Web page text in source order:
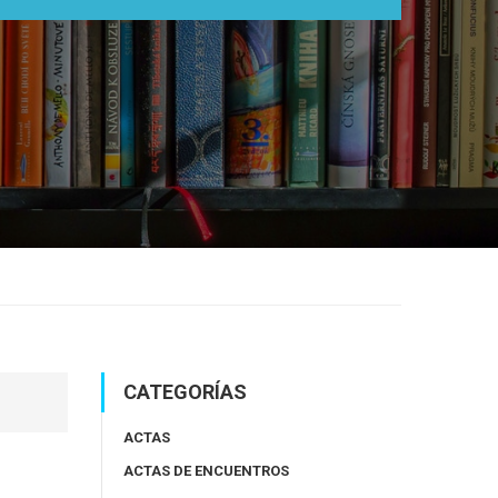
CATEGORÍAS
ACTAS
ACTAS DE ENCUENTROS